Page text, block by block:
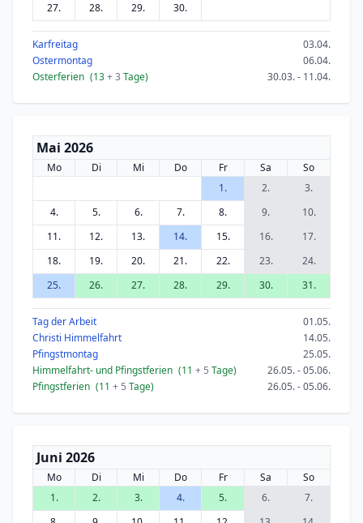
27.
28. 29. 30.
Karfreitag
03.04.
Ostermontag
06.04.
Osterferien (13+ 3 Tage) 30.03. - 11.04.
Mai 2026
Mo Di Mi Do Fr Sa
So
1.
2.
3.
4.
5. 6. 7. 8. 9.
10.
11.
12. 13. 14. 15. 16.
17.
18.
19. 20. 21. 22. 23.
24.
25.
26. 27. 28. 29. 30. 31.
Tag der Arbeit
01.05.
Christi Himmelfahrt
14.05.
Pfingstmontag
25.05.
Himmelfahrt- und Pfingstferien (11 + 5 Tage)
26.05. - 05.06.
Pfingstferien (11 + 5 Tage) 26.05. - 05.06.
Juni 2026
Mo Di Mi Do Fr Sa
So
1.
2. 3. 4. 5. 6.
7.